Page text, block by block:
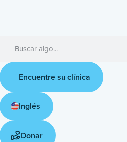
Encuentre su clínica
Inglés
Donar